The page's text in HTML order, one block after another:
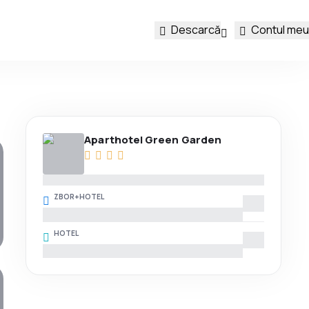
Descarcă Contul meu
Aparthotel Green Garden
ZBOR+HOTEL
HOTEL